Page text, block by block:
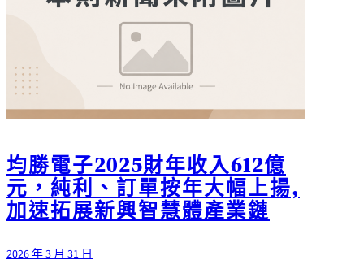
均勝電子2025財年收入612億
元，純利、訂單按年大幅上揚,
加速拓展新興智慧體產業鏈
2026 年 3 月 31 日